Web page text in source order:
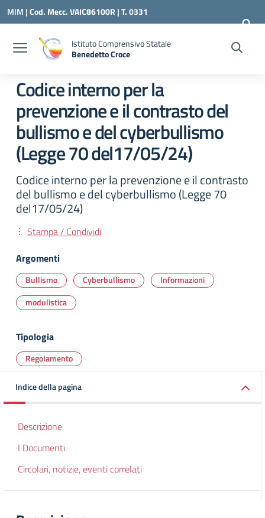
Vai ai contenuti
Vai al menu di navigazione
Vai al footer
MIM |Cod. Mecc. VAIC86100R | T. 0331
240260 | VAIC86100R@ISTRUZIONE.IT
Istituto Comprensivo Statale
Benedetto Croce
Codice interno per la
prevenzione e il contrasto del
bullismo e del cyberbullismo
(Legge 70 del17/05/24)
Codice interno per la prevenzione e il contrasto
del bullismo e del cyberbullismo (Legge 70
del17/05/24)
Stampa / Condividi
Argomenti
Bullismo Cyberbullismo
Informazioni
modulistica
Tipologia
Regolamento
Indice della pagina
Descrizione
I Documenti
Circolari, notizie, eventi correlati